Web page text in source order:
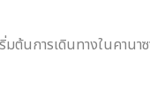
ต้นการเดินทางในคานา